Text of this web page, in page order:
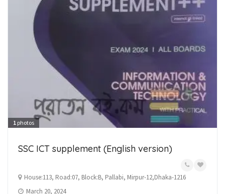
1 photos
SSC ICT supplement (English version)
House:113, Road:07, Block:B, Pallabi, Mirpur-12,Dhaka-1216
March 20, 2024